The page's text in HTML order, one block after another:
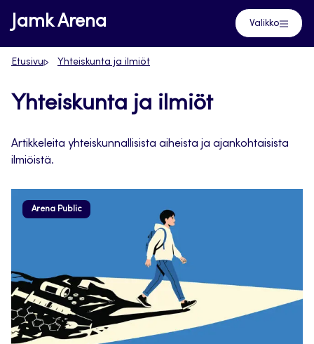
Siirry
suoraan
sisältöön
Jamk Arena Valikko
Etusivu Yhteiskunta ja ilmiöt
Yhteiskunta ja ilmiöt
Artikkeleita yhteiskunnallisista aiheista ja ajankohtaisista
ilmiöistä.
Arena Public